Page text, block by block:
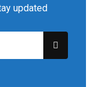
updated